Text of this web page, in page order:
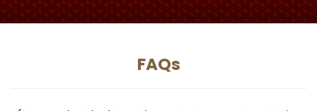
FAQs